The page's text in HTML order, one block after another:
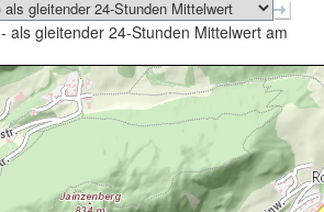
- als gleitender 24-Stunden Mittelwert am